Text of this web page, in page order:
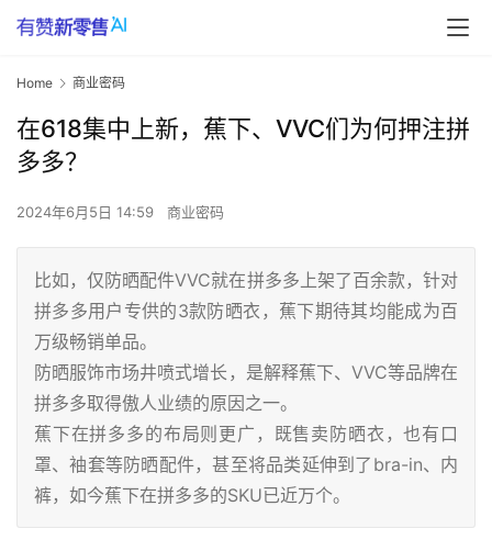
Home 商业密码
在618集中上新，蕉下、VVC们为何押注拼
多多？
2024年6月5日 14:59 商业密码
比如，仅防晒配件VVC就在拼多多上架了百余款，针对
拼多多用户专供的3款防晒衣，蕉下期待其均能成为百
万级畅销单品。
防晒服饰市场井喷式增长，是解释蕉下、VVC等品牌在
拼多多取得傲人业绩的原因之一。
蕉下在拼多多的布局则更广，既售卖防晒衣，也有口
罩、袖套等防晒配件，甚至将品类延伸到了bra-in、内
裤，如今蕉下在拼多多的SKU已近万个。